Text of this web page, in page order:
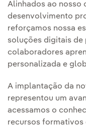
Alinhados ao nosso
desenvolvimento
reforçamos nossa
soluções digitais de
colaboradores
personalizada e
A implantação da
representou um
acessamos o
recursos formativos